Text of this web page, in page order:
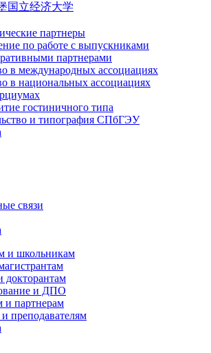
国立经济大学
партнеры
по работе с выпускниками
партнерами
в международных ассоциациях
в национальных ассоциациях
гостиничного типа
и типография СПбГЭУ
связи
и школьникам
докторантам
и ДПО
партнерам
преподавателям